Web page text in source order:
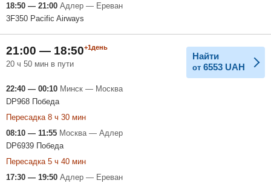
18:50 — 21:00 Адлер — Ереван
3F350 Pacific Airways
21:00 — 18:50+1день
20 ч 50 мин в пути
Найти
от 6553 UAH
22:40 — 00:10 Минск — Москва
DP968 Победа
Пересадка 8 ч 30 мин
08:10 — 11:55 Москва — Адлер
DP6939 Победа
Пересадка 5 ч 40 мин
17:30 — 19:50 Адлер — Ереван